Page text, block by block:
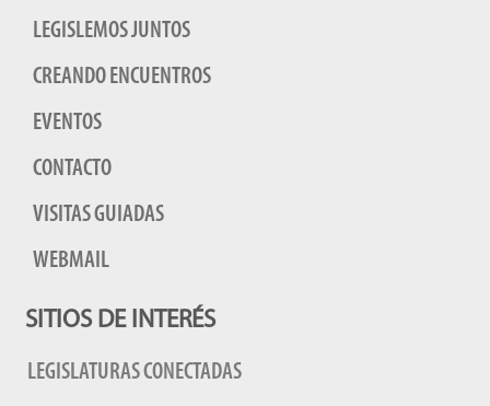
LEGISLEMOS JUNTOS
CREANDO ENCUENTROS
EVENTOS
CONTACTO
VISITAS GUIADAS
WEBMAIL
SITIOS DE INTERÉS
LEGISLATURAS CONECTADAS